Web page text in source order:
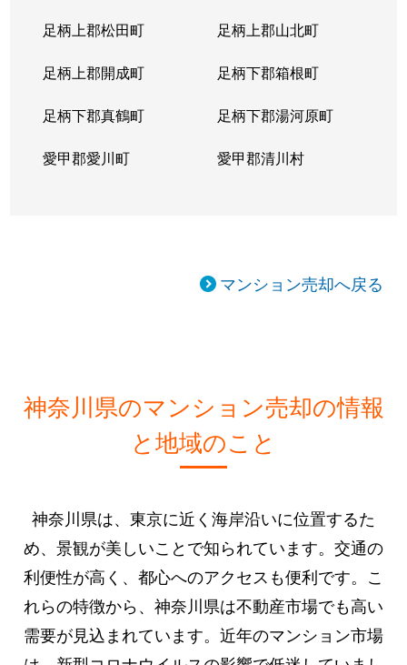
足柄上郡松田町 足柄上郡山北町
足柄上郡開成町 足柄下郡箱根町
足柄下郡真鶴町 足柄下郡湯河原町
愛甲郡愛川町 愛甲郡清川村
マンション売却へ戻る
神奈川県のマンション売却の情報
と地域のこと
神奈川県は、東京に近く海岸沿いに位置するた
め、景観が美しいことで知られています。交通の
利便性が高く、都心へのアクセスも便利です。こ
れらの特徴から、神奈川県は不動産市場でも高い
需要が見込まれています。近年のマンション市場